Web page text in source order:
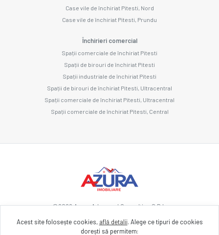
Case vile de închiriat Pitesti, Nord
Case vile de închiriat Pitesti, Prundu
Închirieri comercial
Spații comerciale de închiriat Pitesti
Spații de birouri de închiriat Pitesti
Spații industriale de închiriat Pitesti
Spații de birouri de închiriat Pitesti, Ultracentral
Spații comerciale de închiriat Pitesti, Ultracentral
Spații comerciale de închiriat Pitesti, Central
©2026Azura Advanced Consulting S.R.L.
Acest site folosește cookies, află detalii. Alege ce tipuri de cookies
dorești să permitem: